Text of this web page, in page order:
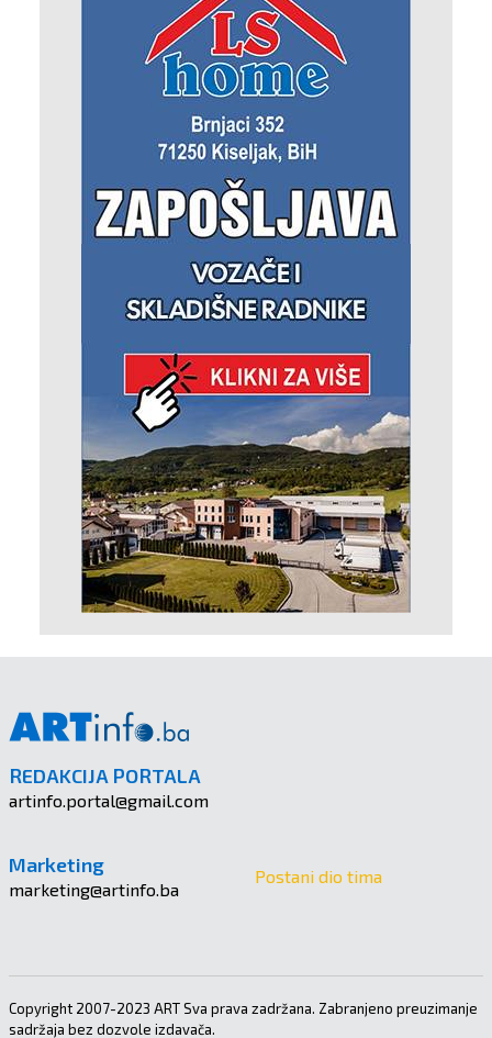
REDAKCIJA PORTALA
artinfo.portal@gmail.com
Marketing
marketing@artinfo.ba
Postani dio tima
Copyright 2007-2023 ART Sva prava zadržana. Zabranjeno preuzimanje
sadržaja bez dozvole izdavača.